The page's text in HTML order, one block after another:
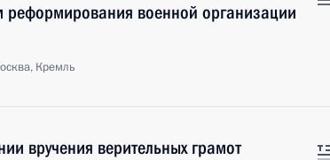
военной организации
Кремль
вручения верительных грамот